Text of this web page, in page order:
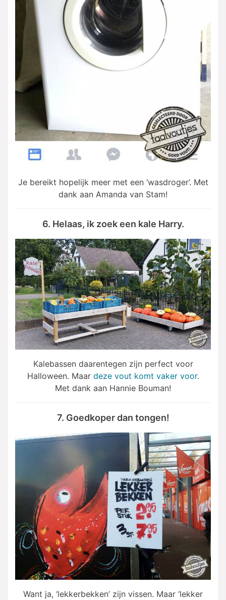
Je bereikt hopelijk meer met een ‘wasdroger’. Met
dank aan Amanda van Stam!
6. Helaas, ik zoek een kale Harry.
Kalebassen daarentegen zijn perfect voor
Halloween. Maar deze vout komt vaker voor.
Met dank aan Hannie Bouman!
7. Goedkoper dan tongen!
Want ja, ‘lekkerbekken’ zijn vissen. Maar ‘lekker